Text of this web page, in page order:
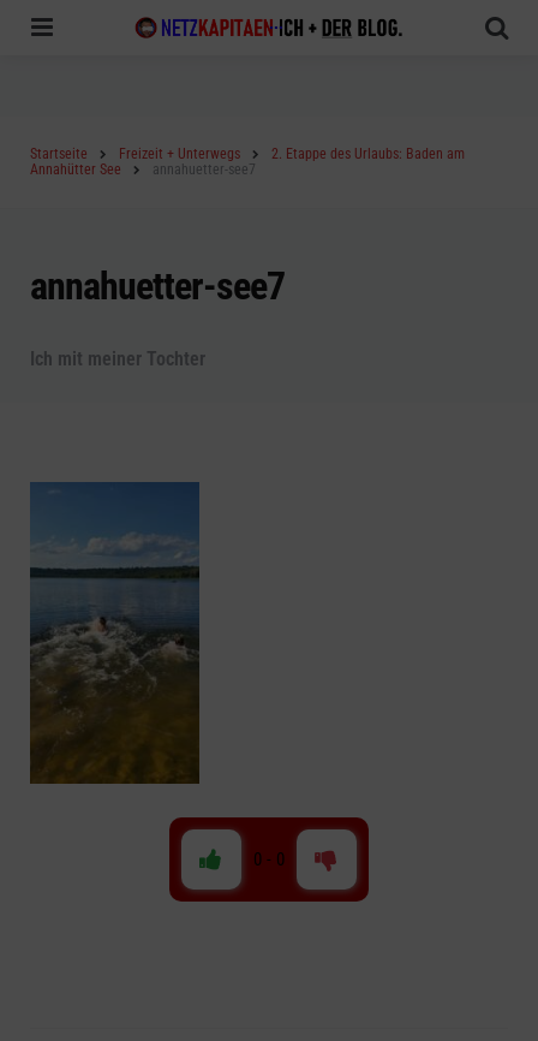
Startseite Freizeit + Unterwegs
2. Etappe des Urlaubs: Baden am
Annahütter See
annahuetter-see7
annahuetter-see7
Ich mit meiner Tochter
0 - 0